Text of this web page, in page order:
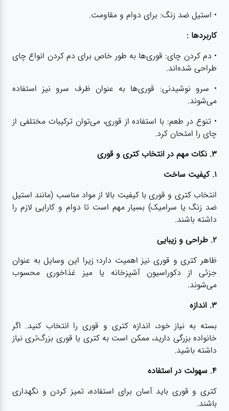
• استیل ضد زنگ: برای دوام و مقاومت.
کاربردها :
• دم کردن چای: قوری‌ها به طور خاص برای دم کردن انواع چای
طراحی شده‌اند.
• سرو نوشیدنی: قوری‌ها به عنوان ظرف سرو نیز استفاده
می‌شوند.
• تنوع در طعم: با استفاده از قوری، می‌توان ترکیبات مختلفی از
چای را امتحان کرد.
۳. نکات مهم در انتخاب کتری و قوری
۱. کیفیت ساخت
انتخاب کتری و قوری با کیفیت بالا از مواد مناسب (مانند استیل
ضد زنگ یا سرامیک) بسیار مهم است تا دوام و کارایی لازم را
داشته باشند.
۲. طراحی و زیبایی
ظاهر کتری و قوری نیز اهمیت دارد؛ زیرا این وسایل به عنوان
جزئی از دکوراسیون آشپزخانه یا میز غذاخوری محسوب
می‌شوند.
۳. اندازه
بسته به نیاز خود، اندازه کتری و قوری را انتخاب کنید. اگر
خانواده بزرگی دارید، ممکن است به کتری یا قوری بزرگ‌تری نیاز
داشته باشید.
۴. سهولت در استفاده
کتری و قوری باید آسان برای استفاده، تمیز کردن و نگهداری
باشند.